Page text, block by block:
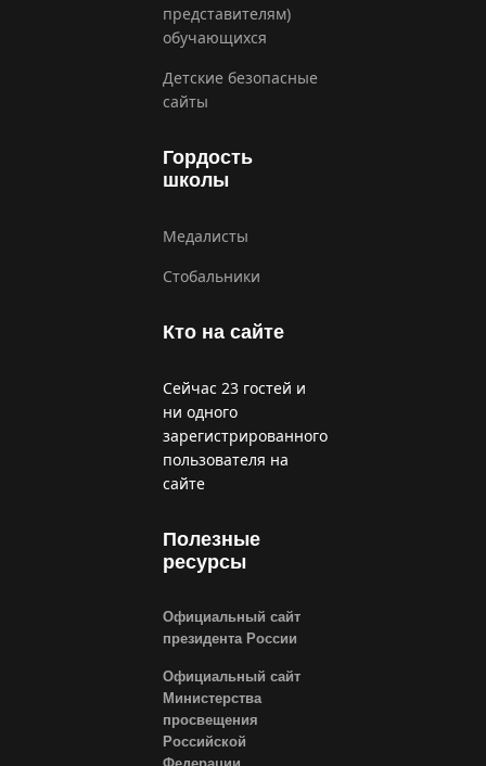
представителям)
обучающихся
Детские безопасные
сайты
Гордость
школы
Медалисты
Стобальники
Кто на сайте
Сейчас 23 гостей и
ни одного
зарегистрированного
пользователя на
сайте
Полезные
ресурсы
Официальный сайт
президента России
Официальный сайт
Министерства
просвещения
Российской